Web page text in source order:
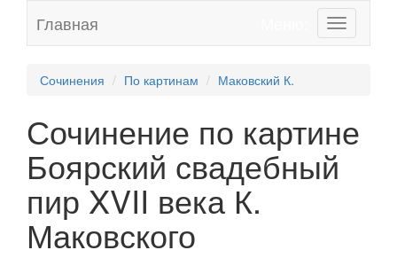
Toggle
navigation
Главная
Сочинения По картинам Маковский К.
Сочинение по картине
Боярский свадебный
пир XVII века К.
Маковского